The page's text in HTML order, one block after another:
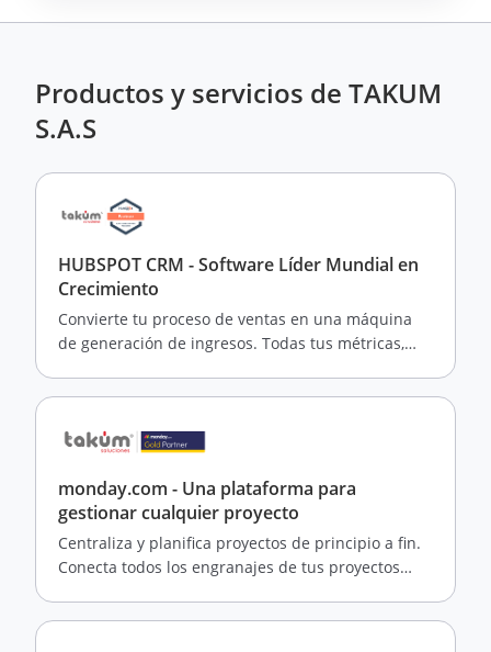
Productos y servicios de TAKUM
S.A.S
HUBSPOT CRM - Software Líder Mundial en
Crecimiento
Convierte tu proceso de ventas en una máquina
de generación de ingresos. Todas tus métricas,
solo lugar
monday.com - Una plataforma para
gestionar cualquier proyecto
Centraliza y planifica proyectos de principio a fin.
Conecta todos los engranajes de tus proyectos
más rápido